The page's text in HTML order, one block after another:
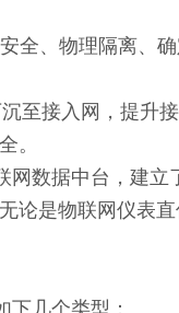
全、物理隔离、
至接入网，提升
。
数据中台，建立
论是物联网仪表
几个类型：